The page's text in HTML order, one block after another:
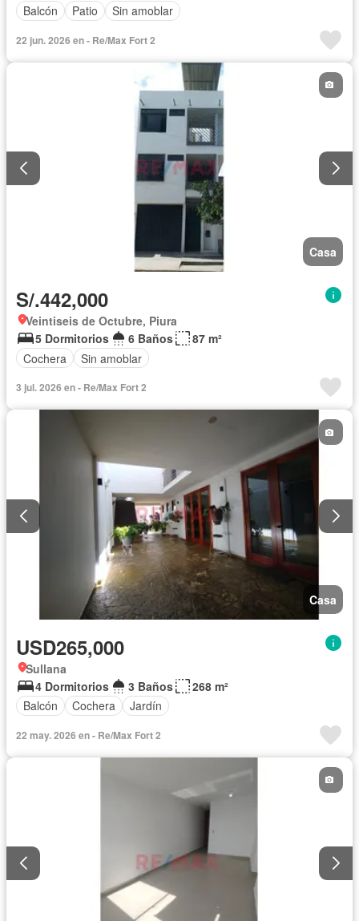
Balcón
Patio Sin amoblar
22 jun. 2026 en - Re/Max Fort 2
Casa
S/.442,000
Veintiseis de Octubre, Piura
5 Dormitorios
6 Baños
87 m²
Cochera
Sin amoblar
3 jul. 2026 en - Re/Max Fort 2
Casa
USD265,000
Sullana
4 Dormitorios
3 Baños
268 m²
Balcón
Cochera Jardín
22 may. 2026 en - Re/Max Fort 2